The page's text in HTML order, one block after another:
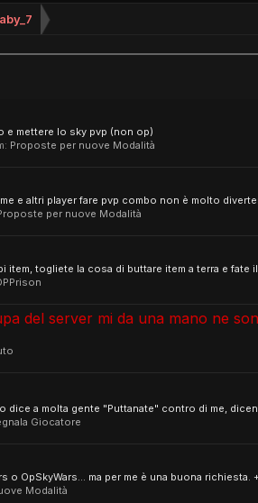
e mettere lo sky pvp (non op)
Proposte per nuove Modalità
e altri player fare pvp combo non è molto
per nuove Modalità
item, togliete la cosa di buttare item a terra e fate
del server mi da una mano ne
dice a molta gente "Puttanate" contro di me,
Giocatore
OpSkyWars... ma per me è una buona richiesta.
Modalità